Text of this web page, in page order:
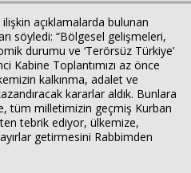
açıklamalarda bulunan
söyledi: “Bölgesel gelişmeleri,
durumu ve ‘Terörsüz Türkiye’
Kabine Toplantımızı az önce
kalkınma, adalet ve
kararlar aldık. Bunlara
tüm milletimizin geçmiş Kurban
tebrik ediyor, ülkemize,
getirmesini Rabbimden